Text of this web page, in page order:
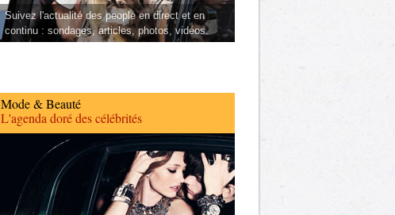
Suivez l'actualité des people en direct et en
continu : sondages, articles, photos, vidéos.
Mode & Beauté
L'agenda doré des célébrités